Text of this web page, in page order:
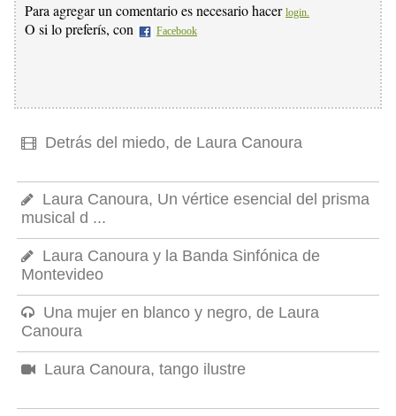
Para agregar un comentario es necesario hacer login.
O si lo preferís, con Facebook
Detrás del miedo, de Laura Canoura
Laura Canoura, Un vértice esencial del prisma
musical d ...
Laura Canoura y la Banda Sinfónica de
Montevideo
Una mujer en blanco y negro, de Laura
Canoura
Laura Canoura, tango ilustre